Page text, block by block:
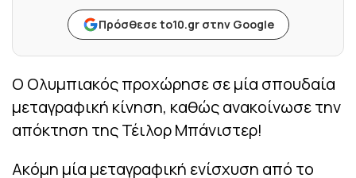
Πρόσθεσε to10.gr στην Google
Ο Ολυμπιακός προχώρησε σε μία σπουδαία
μεταγραφική κίνηση, καθώς ανακοίνωσε την
απόκτηση της Τέιλορ Μπάνιστερ!
Ακόμη μία μεταγραφική ενίσχυση από το